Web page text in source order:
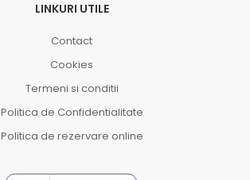
LINKURI UTILE
Contact
Cookies
Termeni si conditii
Politica de Confidentialitate
Politica de rezervare online